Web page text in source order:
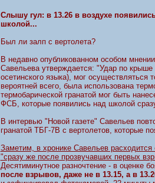
Слышу гул: в 13.26 в воздухе
школой...
Был ли залп с вертолета?
В недавно опубликованном особом
Савельева утверждается: "Удар по
осетинского языка), мог
вероятней всего, была использована
термобарической гранатой мог быть
ФСБ, которые появились над школой
В интервью "Новой газете" Савельев
гранатой ТБГ-7В с вертолетов, которые
Заметим, в хронике Савельев
"сразу же после прозвучавших первых
Десятиминутное разночтение - в оценке
после взрывов, даже не в 13.15, а в